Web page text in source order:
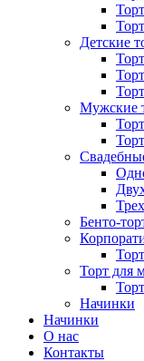
Детские
Мужские
Бенто-
Торт для
Начинки
Начинки
О нас
Контакты